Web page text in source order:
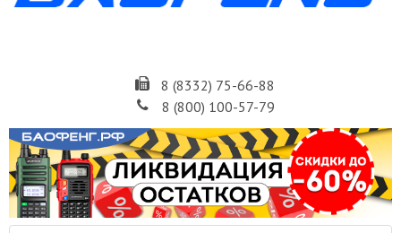
8 (8332) 75-66-88
8 (800) 100-57-79